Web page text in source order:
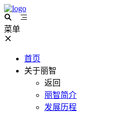
菜单
首页
关于丽智
返回
丽智简介
发展历程